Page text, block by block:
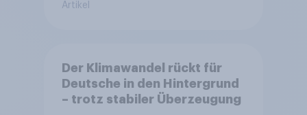
Artikel
Der Klimawandel rückt für
Deutsche in den Hintergrund
– trotz stabiler Überzeugung